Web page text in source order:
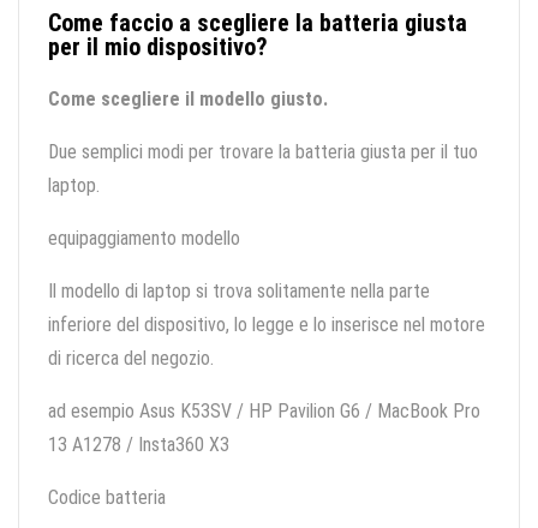
Come faccio a scegliere la batteria giusta
per il mio dispositivo?
Come scegliere il modello giusto.
Due semplici modi per trovare la batteria giusta per il tuo
laptop.
equipaggiamento modello
Il modello di laptop si trova solitamente nella parte
inferiore del dispositivo, lo legge e lo inserisce nel motore
di ricerca del negozio.
ad esempio Asus K53SV / HP Pavilion G6 / MacBook Pro
13 A1278 / Insta360 X3
Codice batteria